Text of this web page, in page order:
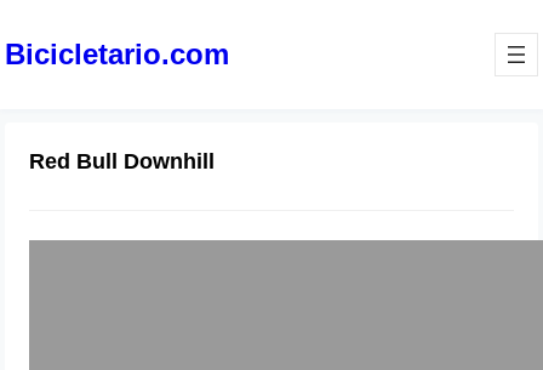
Bicicletario.com
Red Bull Downhill